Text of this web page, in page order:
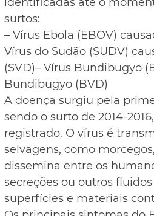
surtos:
– Vírus Ebola (EBOV)
Vírus do Sudão (SUDV)
(SVD)– Vírus Bundibugyo
Bundibugyo (BVD)
A doença surgiu pela
sendo o surto de 2014-
registrado. O vírus é
selvagens, como
dissemina entre os
secreções ou outros
superfícies e materiais